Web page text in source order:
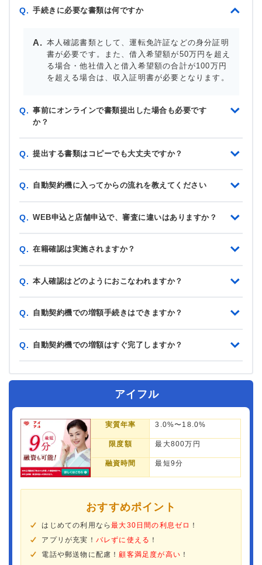
Q. 手続きに必要な書類は何ですか
本人確認書類として、運転免許証などの身分証明
書が必要です。また、借入希望額が50万円を超え
る場合・他社借入と借入希望額の合計が100万円
を超える場合は、収入証明書が必要となります。
Q. 事前にオンラインで書類提出した場合も必要です
か？
Q. 提出する書類はコピーでも大丈夫ですか？
Q. 自動契約機に入ってからの流れを教えてください
Q. WEB申込と店舗申込で、審査に違いはありますか？
Q. 在籍確認は実施されますか？
Q. 本人確認はどのようにおこなわれますか？
Q. 自動契約機での増額手続きはできますか？
Q. 自動契約機での増額はすぐ完了しますか？
アイフル
実質年率 3.0%〜18.0%
限度額 最大800万円
融資時間 最短9分
おすすめポイント
はじめての利用なら最大30日間の利息ゼロ ！
アプリが充実！ バレずに使える ！
電話や郵送物に配慮！ 顧客満足度が高い ！